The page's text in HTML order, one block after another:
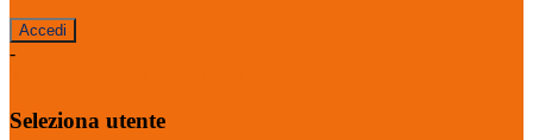
-
Seleziona utente